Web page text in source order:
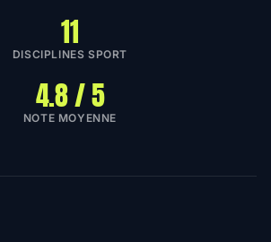
11
DISCIPLINES SPORT
4.8 / 5
NOTE MOYENNE